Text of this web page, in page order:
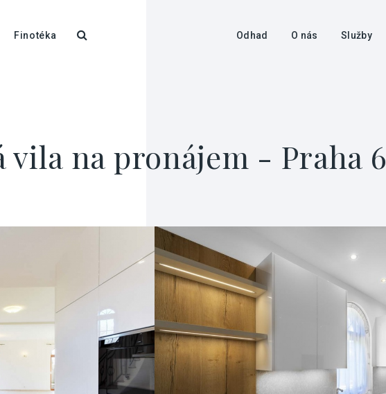
Finotéka Odhad O nás Služby
na pronájem - Praha 6